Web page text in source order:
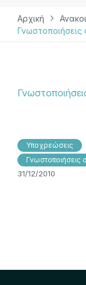
Αρχική
Υποχρεώσεις
31/12/2010